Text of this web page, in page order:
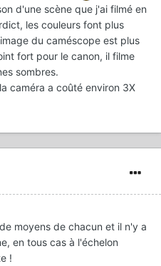
d'une scène que j'ai filmé en
les couleurs font plus
du caméscope est plus
fort pour le canon, il filme
sombres.
caméra a coûté environ 3X
moyens de chacun et il n'y a
en tous cas à l'échelon
!